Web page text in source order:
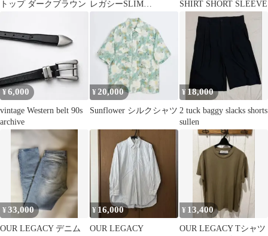
トップ ダークブラウン レガシーSLIM
BACKPACK
SHIRT SHORT SLEEVE
¥6,000
vintage Western belt 90s
archive
¥20,000
Sunflower シルクシャツ
¥ 18,000
2 tuck baggy slacks shorts
sullen
¥33,000
OUR LEGACY デニム
¥ 16,000
OUR LEGACY
¥ 13,400
OUR LEGACY Tシャツ